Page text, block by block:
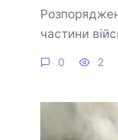
частини
0 2